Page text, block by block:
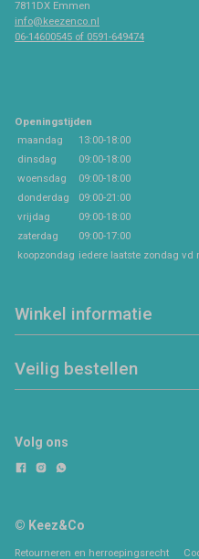
7811DX Emmen
info@keezenco.nl
06-14600545 of 0591-649474
Openingstijden
maandag
13:00-18:00
dinsdag
09:00-18:00
woensdag
09:00-18:00
donderdag
09:00-21:00
vrijdag
09:00-18:00
zaterdag
09:00-17:00
koopzondag iedere laatste zondag vd
Winkel informatie
Veilig bestellen
Volg ons
© Keez&Co
Retourneren en herroepingsrecht